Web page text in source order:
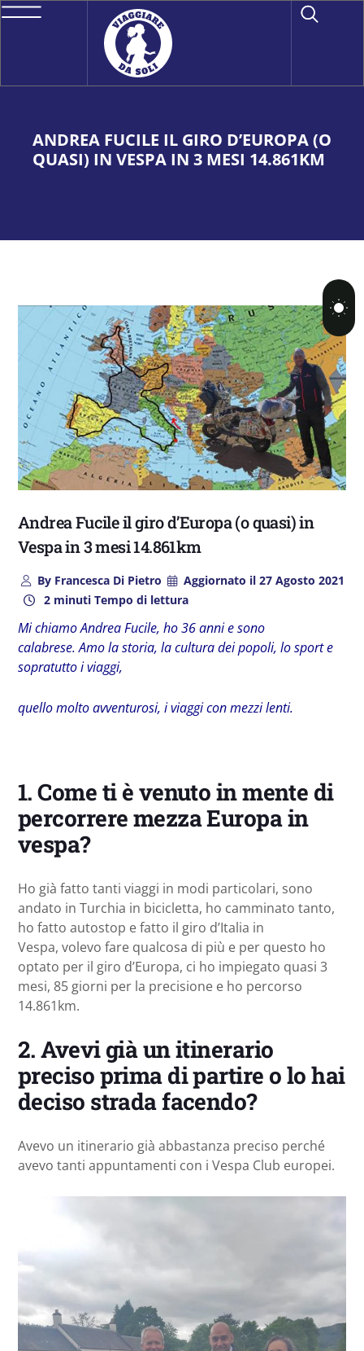
ANDREA FUCILE IL GIRO D’EUROPA (O
QUASI) IN VESPA IN 3 MESI 14.861KM
Andrea Fucile il giro d’Europa (o quasi) in
Vespa in 3 mesi 14.861km
ByFrancesca Di Pietro Aggiornato il 27 Agosto 2021
2 minuti Tempo di lettura
Mi chiamo Andrea Fucile, ho 36 anni e sono
calabrese. Amo la storia, la cultura dei popoli, lo sport e
sopratutto i viaggi,
quello molto avventurosi, i viaggi con mezzi lenti.
1. Come ti è venuto in mente di
percorrere mezza Europa in
vespa?
Ho già fatto tanti viaggi in modi particolari, sono
andato in Turchia in bicicletta, ho camminato tanto,
ho fatto autostop e fatto il giro d’Italia in
Vespa, volevo fare qualcosa di più e per questo ho
optato per il giro d’Europa, ci ho impiegato quasi 3
mesi, 85 giorni per la precisione e ho percorso
14.861km.
2. Avevi già un itinerario
preciso prima di partire o lo hai
deciso strada facendo?
Avevo un itinerario già abbastanza preciso perché
avevo tanti appuntamenti con i Vespa Club europei.